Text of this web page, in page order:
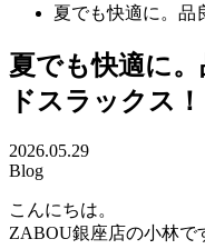
夏でも快適に。品
夏でも快適に
ドスラックス！
2026.05.29
Blog
こんにちは。
ZABOU銀座店の小林で